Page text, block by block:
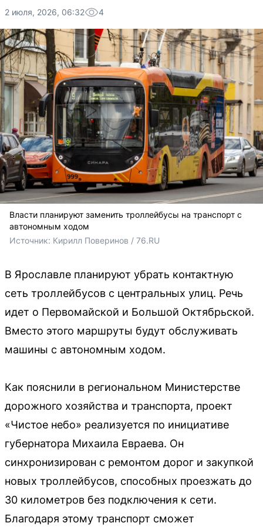
2 июля, 2026, 06:32 4
Власти планируют заменить троллейбусы на транспорт с
автономным ходом
Источник: Кирилл Поверинов / 76.RU
В Ярославле планируют убрать контактную
сеть троллейбусов с центральных улиц. Речь
идет о Первомайской и Большой Октябрьской.
Вместо этого маршруты будут обслуживать
машины с автономным ходом.
Как пояснили в региональном Министерстве
дорожного хозяйства и транспорта, проект
«Чистое небо» реализуется по инициативе
губернатора Михаила Евраева. Он
синхронизирован с ремонтом дорог и закупкой
новых троллейбусов, способных проезжать до
30 километров без подключения к сети.
Благодаря этому транспорт сможет